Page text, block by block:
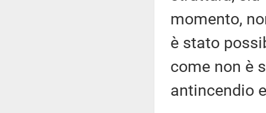
momento,
è stato
come non è
antincendio